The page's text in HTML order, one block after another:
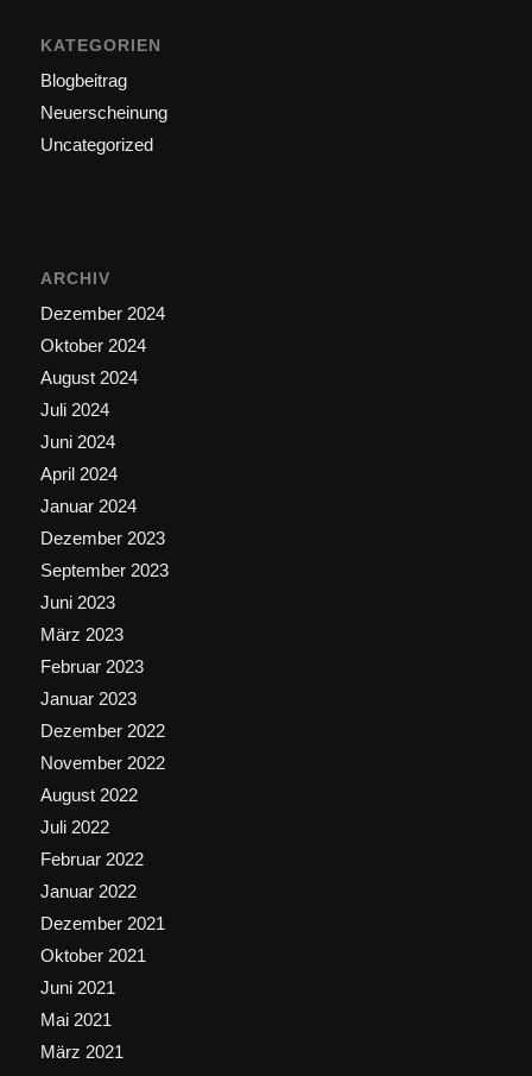
KATEGORIEN
Blogbeitrag
Neuerscheinung
Uncategorized
ARCHIV
Dezember 2024
Oktober 2024
August 2024
Juli 2024
Juni 2024
April 2024
Januar 2024
Dezember 2023
September 2023
Juni 2023
März 2023
Februar 2023
Januar 2023
Dezember 2022
November 2022
August 2022
Juli 2022
Februar 2022
Januar 2022
Dezember 2021
Oktober 2021
Juni 2021
Mai 2021
März 2021